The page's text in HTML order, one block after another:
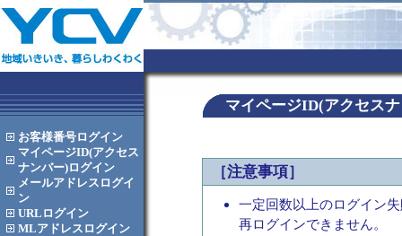
お客様番号ログイン
マイページID(アクセス
ナンバー)ログイン
メールアドレス ログイ
ン
URL ログイン
MLアドレス ログイン
マイページID(アクセス
［注意事項］
一定回数以上のログイン
再ログインできません。